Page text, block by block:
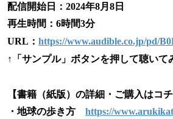
配信開始日：2024年8月8日
再生時間：6時間3分
URL： https://www.audible.co.jp/pd/
↑「サンプル」ボタンを押して聴い
【書籍（紙版）の詳細・ご購入はコチ
・地球の歩き方 https://